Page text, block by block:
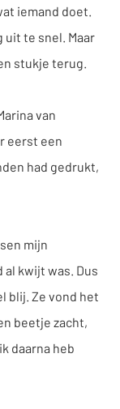
iemand doet.
uit te snel. Maar
stukje terug.
van
eerst een
had gedrukt,
mijn
al kwijt was. Dus
blij. Ze vond het
beetje zacht,
daarna heb